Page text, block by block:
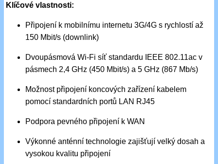
Klíčové vlastnosti:
Připojení k mobilnímu internetu 3G/4G s rychlostí až
150 Mbit/s (downlink)
Dvoupásmová Wi-Fi síť standardu IEEE 802.11ac v
pásmech 2,4 GHz (450 Mbit/s) a 5 GHz (867 Mb/s)
Možnost připojení koncových zařízení kabelem
pomocí standardních portů LAN RJ45
Podpora pevného připojení k WAN
Výkonné anténní technologie zajišťují velký dosah a
vysokou kvalitu připojení